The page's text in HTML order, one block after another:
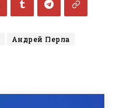
Андрей Перла